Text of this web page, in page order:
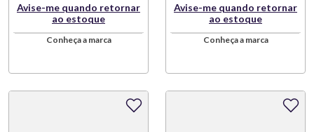
Avise-me quando retornar
ao estoque
Conheça a marca
Avise-me quando retornar
ao estoque
Conheça a marca